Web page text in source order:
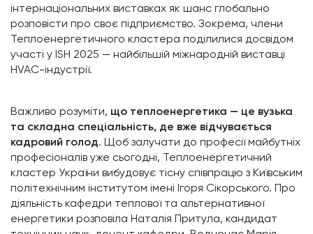
інтернаціональних виставках як шанс глобально
розповісти про своє підприємство. Зокрема, члени
Теплоенергетичного кластера поділилися досвідом
участі у ISH 2025 — найбільшій міжнародній виставці
HVAC-індустрії.
Важливо розуміти, що теплоенергетика — це вузька
та складна спеціальність, де вже відчувається
кадровий голод. Щоб залучати до професії майбутніх
професіоналів уже сьогодні, Теплоенергетичний
кластер України вибудовує тісну співпрацю з Київським
політехнічним інститутом імені Ігоря Сікорського. Про
діяльність кафедри теплової та альтернативної
енергетики розповіла Наталія Притула, кандидат